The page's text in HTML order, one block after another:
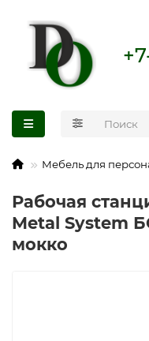
Мебель для
Рабочая
Metal System
мокко